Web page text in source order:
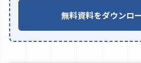
無料資料をダウンロ